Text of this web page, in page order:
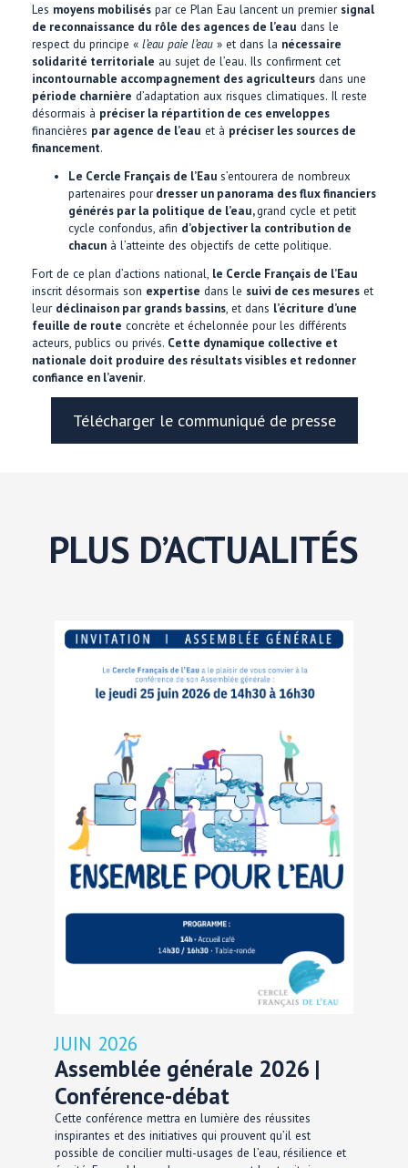
Les moyens mobilisés par ce Plan Eau lancent un premier signal
de reconnaissance du rôle des agences de l’eau dans le
respect du principe « l’eau paie l’eau » et dans la nécessaire
solidarité territoriale au sujet de l’eau. Ils confirment cet
incontournable accompagnement des agriculteurs dans une
période charnière d’adaptation aux risques climatiques. Il reste
désormais à préciser la répartition de ces enveloppes
financières par agence de l’eau et à préciser les sources de
financement.
Le Cercle Français de l’Eau s’entourera de nombreux
partenaires pourdresser un panorama des flux financiers
générés par la politique de l’eau,grand cycle et petit
cycle confondus, afin d’objectiver la contribution de
chacun à l’atteinte des objectifs de cette politique.
Fort de ce plan d’actions national, le Cercle Français de l’Eau
inscrit désormais son expertise dans le suivi de ces mesures et
leur déclinaison par grands bassins, et dans l’écriture d’une
feuille de route concrète et échelonnée pour les différents
acteurs, publics ou privés. Cette dynamique collective et
nationale doit produire des résultats visibles et redonner
confiance en l’avenir.
Télécharger le communiqué de presse
PLUS D’ACTUALITÉS
JUIN 2026
Assemblée générale 2026 |
Conférence-débat
Cette conférence mettra en lumière des réussites
inspirantes et des initiatives qui prouvent qu’il est
possible de concilier multi-usages de l’eau, résilience et